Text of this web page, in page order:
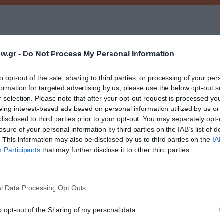
- Do Not Process My Personal Information
opt-out of the sale, sharing to third parties, or processing of your
for targeted advertising by us, please use the below opt-out
selection. Please note that after your opt-out request is processed
interest-based ads based on personal information utilized by us
to third parties prior to your opt-out. You may separately
of your personal information by third parties on the IAB’s list of
This information may also be disclosed by us to third parties on the
Participants that may further disclose it to other third parties.
Data Processing Opt Outs
opt-out of the Sharing of my personal data.
και τον Πολιτισμό!
το Culturenow.gr
Σχετικά Άρθρα